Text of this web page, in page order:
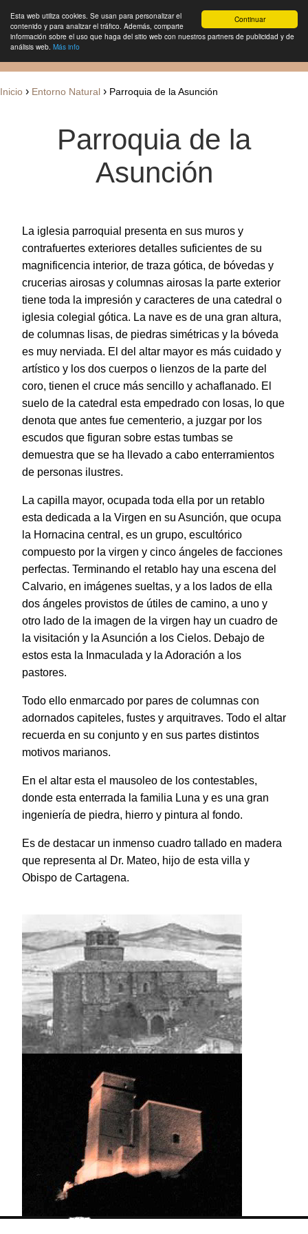
Continuar
Esta web utiliza cookies. Se usan para personalizar el
contenido y para analizar el tráfico. Además, comparte
información sobre el uso que haga del sitio web con nuestros partners de publicidad y de
análisis web. Más info
Inicio › Entorno Natural › Parroquia de la Asunción
Parroquia de la
Asunción
La iglesia parroquial presenta en sus muros y
contrafuertes exteriores detalles suficientes de su
magnificencia interior, de traza gótica, de bóvedas y
crucerias airosas y columnas airosas la parte exterior
tiene toda la impresión y caracteres de una catedral o
iglesia colegial gótica. La nave es de una gran altura,
de columnas lisas, de piedras simétricas y la bóveda
es muy nerviada. El del altar mayor es más cuidado y
artístico y los dos cuerpos o lienzos de la parte del
coro, tienen el cruce más sencillo y achaflanado. El
suelo de la catedral esta empedrado con losas, lo que
denota que antes fue cementerio, a juzgar por los
escudos que figuran sobre estas tumbas se
demuestra que se ha llevado a cabo enterramientos
de personas ilustres.
La capilla mayor, ocupada toda ella por un retablo
esta dedicada a la Virgen en su Asunción, que ocupa
la Hornacina central, es un grupo, escultórico
compuesto por la virgen y cinco ángeles de facciones
perfectas. Terminando el retablo hay una escena del
Calvario, en imágenes sueltas, y a los lados de ella
dos ángeles provistos de útiles de camino, a uno y
otro lado de la imagen de la virgen hay un cuadro de
la visitación y la Asunción a los Cielos. Debajo de
estos esta la Inmaculada y la Adoración a los
pastores.
Todo ello enmarcado por pares de columnas con
adornados capiteles, fustes y arquitraves. Todo el altar
recuerda en su conjunto y en sus partes distintos
motivos marianos.
En el altar esta el mausoleo de los contestables,
donde esta enterrada la familia Luna y es una gran
ingeniería de piedra, hierro y pintura al fondo.
Es de destacar un inmenso cuadro tallado en madera
que representa al Dr. Mateo, hijo de esta villa y
Obispo de Cartagena.